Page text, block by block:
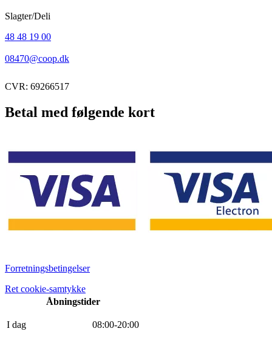
Slagter/Deli
48 48 19 00
08470@coop.dk
CVR: 69266517
Betal med følgende kort
Forretningsbetingelser
Ret cookie-samtykke
Åbningstider
I dag 08:00-20:00